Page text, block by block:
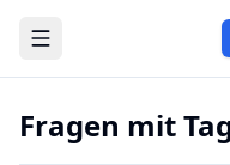
Zum Hauptinhalt
Fragen mit